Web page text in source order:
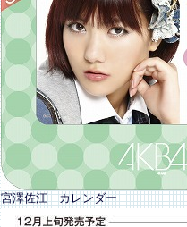
宮澤佐江 カレンダー